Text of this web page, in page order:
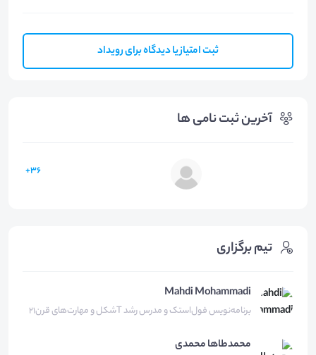
ثبت امتیاز یا دیدگاه برای رویداد
آخرین ثبت نامی ها
36+
تیم برگزاری
Mahdi Mohammadi
برنامه‌نویس فول‌استک و مدرس رشد T‌شکل و مهارت‌های قرن۲۱
محمدطاهامحمدی